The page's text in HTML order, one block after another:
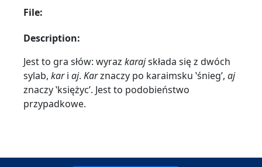
File:
Description:
Jest to gra słów: wyraz karajskłada się z dwóch
sylab, kari aj. Karznaczy po karaimsku ‛śnieg’, aj
znaczy ‛księżyc’. Jest to podobieństwo
przypadkowe.